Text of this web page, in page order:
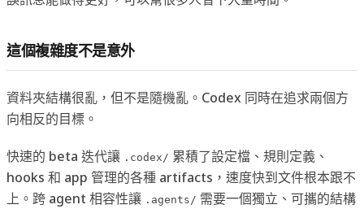
這個複雜度不是意外
資料夾結構很亂，但不是隨機亂。Codex 同時在追求兩個方
向相反的目標。
快速的 beta 迭代讓 .codex/ 累積了設定檔、規則定義、
hooks 和 app 管理的各種 artifacts，速度快到文件根本跟不
上。跨 agent 相容性讓 .agents/ 需要一個獨立、可攜的結構